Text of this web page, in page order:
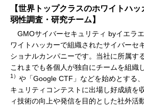
【世界トップクラスのホワイトハ
弱性調査・研究チーム】
GMOサイバーセキュリティ byイエラ
ワイトハッカーで組織されたサイバーセ
ショナルカンパニーです。当社に所属す
これまでも各個人が独自にチームを組織
1） や「Google CTF」などを始めとする
キュリティコンテストに出場し好成績を
ィ技術の向上や発信を目的とした社外活